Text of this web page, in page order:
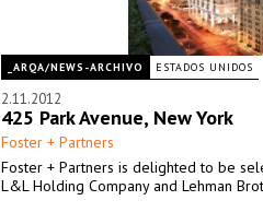
_ARQA/NEWS-ARCHIVO ESTADOS UNIDOS
2.11.2012
425 Park Avenue, New York
Foster + Partners
Foster + Partners is delighted to be
L&L Holding Company and Lehman